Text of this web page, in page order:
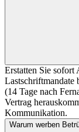
Erstatten Sie sofort
Lastschriftmandate
(14 Tage nach
Vertrag
Kommunikation.
Warum werben